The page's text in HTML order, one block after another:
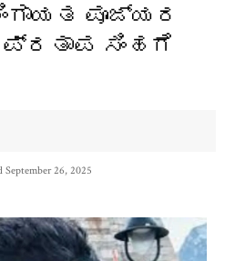
ಪೂಜ್ಯರ
ಸಿಂಹಗೆ
September 26, 2025